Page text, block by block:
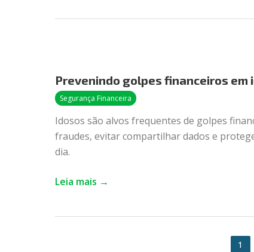
Prevenindo golpes financeiros em
Segurança Financeira
Idosos são alvos frequentes de golpes
fraudes, evitar compartilhar dados e
dia.
financeiros
em
como
orientar
pais
Leia mais →
1